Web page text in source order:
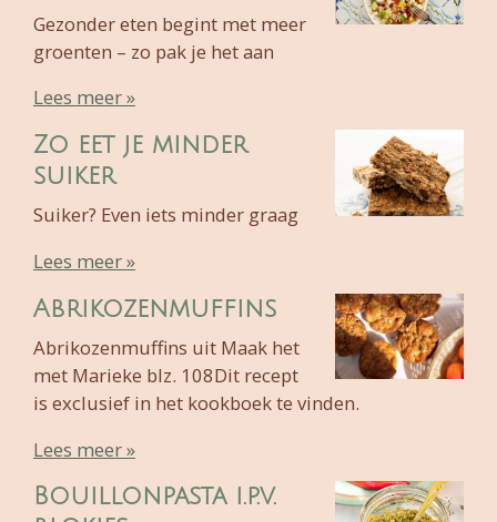
Gezonder eten begint met meer
groenten – zo pak je het aan
Lees meer »
Zo eet je minder
suiker
Suiker? Even iets minder graag
Lees meer »
Abrikozenmuffins
Abrikozenmuffins uit Maak het
met Marieke blz. 108Dit recept
is exclusief in het kookboek te vinden.
Lees meer »
Bouillonpasta i.p.v.